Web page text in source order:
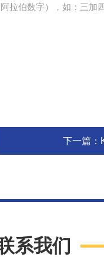
拉伯数字），如：三加
下一篇：
系我们